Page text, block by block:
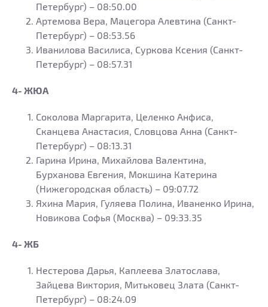
Петербург) – 08:50.00
Артемова Вера, Мацегора Алевтина (Санкт-
Петербург) – 08:53.56
Иванилова Василиса, Суркова Ксения (Санкт-
Петербург) – 08:57.31
4- ЖЮА
Соколова Маргарита, Целенко Анфиса,
Сканцева Анастасия, Словцова Анна (Санкт-
Петербург) – 08:13.31
Гарина Ирина, Михайлова Валентина,
Бурханова Евгения, Мокшина Катерина
(Нижегородская область) – 09:07.72
Яхина Мария, Гуляева Полина, Иваненко Ирина,
Новикова Софья (Москва) – 09:33.35
4- ЖБ
Нестерова Дарья, Каплеева Златослава,
Зайцева Виктория, Митьковец Злата (Санкт-
Петербург) – 08:24.09